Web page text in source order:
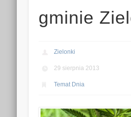
gminie
Zielonki
29 sierpnia 2013
Temat Dnia